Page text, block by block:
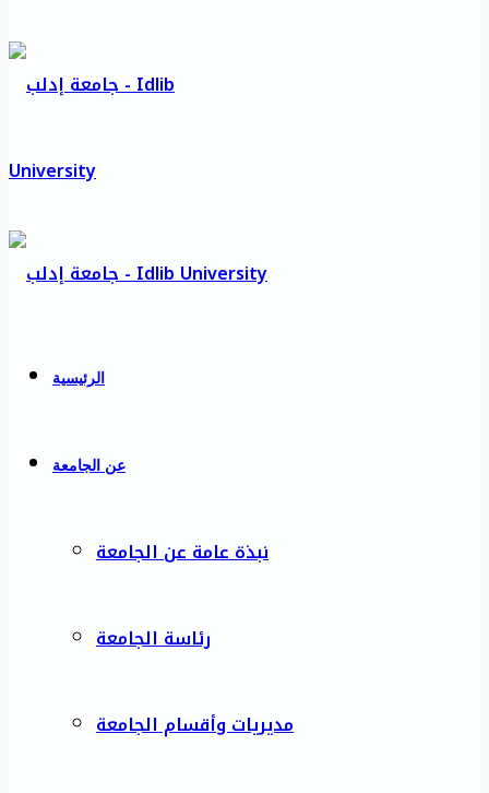
الرئيسية
عن الجامعة
نبذة عامة عن الجامعة
رئاسة الجامعة
مديريات وأقسام الجامعة